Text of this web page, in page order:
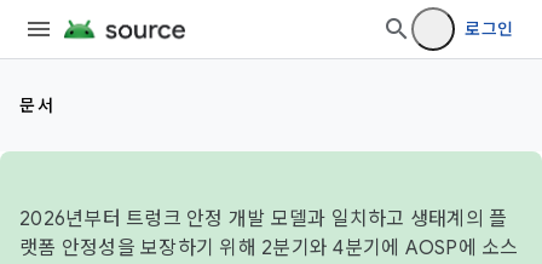
로그인
문서
2026년부터 트렁크 안정 개발 모델과 일치하고 생태계의 플
랫폼 안정성을 보장하기 위해 2분기와 4분기에 AOSP에 소스